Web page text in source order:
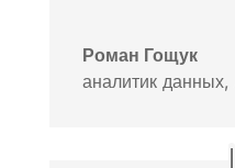
Роман Гощук
аналитик данных,